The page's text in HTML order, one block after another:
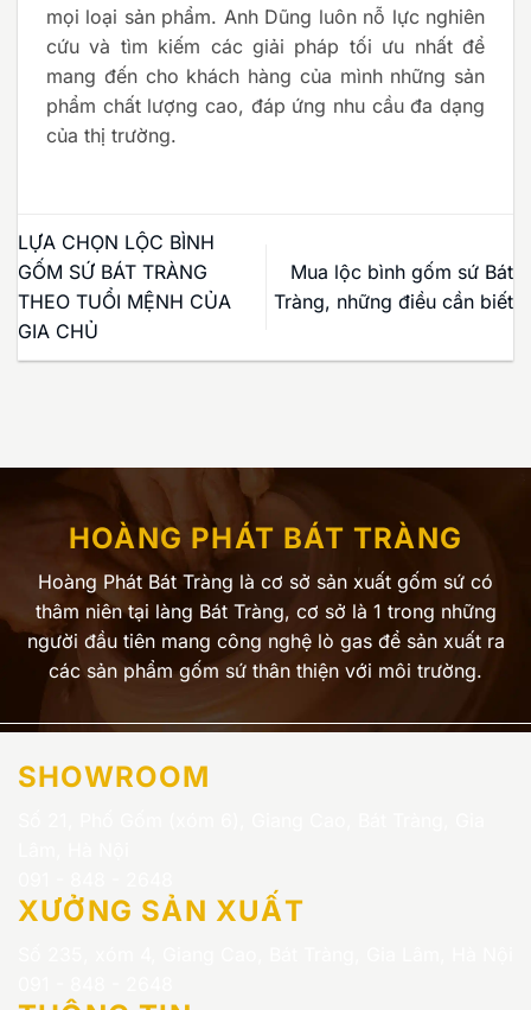
mọi loại sản phẩm. Anh Dũng luôn nỗ lực nghiên
cứu và tìm kiếm các giải pháp tối ưu nhất để
mang đến cho khách hàng của mình những sản
phẩm chất lượng cao, đáp ứng nhu cầu đa dạng
của thị trường.
LỰA CHỌN LỘC BÌNH
GỐM SỨ BÁT TRÀNG
THEO TUỔI MỆNH CỦA
GIA CHỦ
Mua lộc bình gốm sứ Bát
Tràng, những điều cần biết
HOÀNG PHÁT BÁT TRÀNG
Hoàng Phát Bát Tràng là cơ sở sản xuất gốm sứ có
thâm niên tại làng Bát Tràng, cơ sở là 1 trong những
người đầu tiên mang công nghệ lò gas để sản xuất ra
các sản phẩm gốm sứ thân thiện với môi trường.
SHOWROOM
XƯỞNG SẢN XUẤT